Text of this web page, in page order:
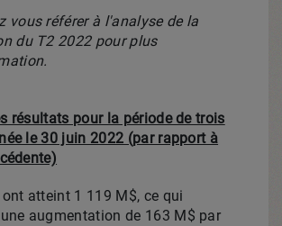
vous référer à l'analyse de la
du T2 2022 pour plus
résultats pour la période de trois
le 30 juin 2022 (par rapport à
ont atteint 1 119 M$, ce qui
augmentation de 163 M$ par